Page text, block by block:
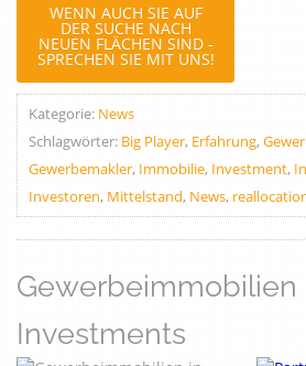
WENN AUCH SIE AUF
DER SUCHE NACH
NEUEN FLÄCHEN SIND -
SPRECHEN SIE MIT UNS!
Kategorie: News
Schlagwörter: Big Player, Erfahrung,
Gewerbemakler, Immobilie, Investment,
Investoren, Mittelstand, News,
Gewerbeimmobilien
Investments